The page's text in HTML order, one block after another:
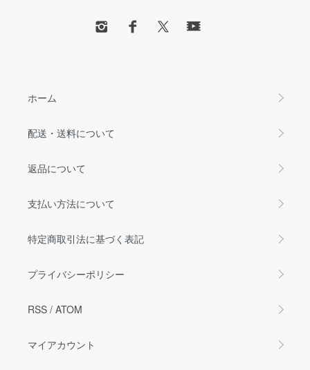
ホーム
配送・送料について
返品について
支払い方法について
特定商取引法に基づく表記
プライバシーポリシー
RSS / ATOM
マイアカウント